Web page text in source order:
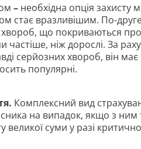
– необхідна опція захисту
стає вразливішим. По-
хвороб, що покриваються
частіше, ніж дорослі. За
серйозних хвороб, він
популярні.
Комплексний вид
на випадок, якщо з
суми у разі